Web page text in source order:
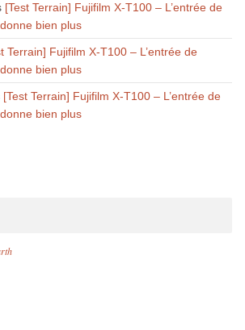
[Test Terrain] Fujifilm X-T100 – L’entrée de
bien plus
Terrain] Fujifilm X-T100 – L’entrée de
bien plus
[Test Terrain] Fujifilm X-T100 – L’entrée de
bien plus